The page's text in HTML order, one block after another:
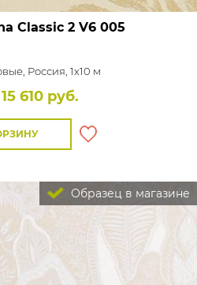
Classic 2V6 005
Россия, 1x10 м
15 610 руб.
Образец в магазине